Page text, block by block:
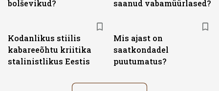
bolševikud?
saanud vabamüürlased?
Kodanlikus stiilis
kabareeõhtu kriitika
stalinistlikus Eestis
Mis ajast on
saatkondadel
puutumatus?